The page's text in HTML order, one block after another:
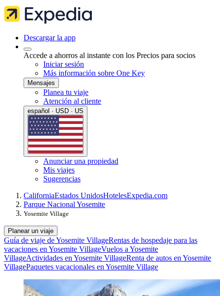
Descargar la app
Accede a ahorros al instante con los Precios para socios
Iniciar sesión
Más información sobre One Key
Mensajes
Planea tu viaje
Atención al cliente
español · USD · US
Anunciar una propiedad
Mis viajes
Sugerencias
CaliforniaEstados UnidosHotelesExpedia.com
Parque Nacional Yosemite
Yosemite Village
Planear un viaje
Guía de viaje de Yosemite VillageRentas de hospedaje para las
vacaciones en Yosemite VillageVuelos a Yosemite
VillageActividades en Yosemite VillageRenta de autos en Yosemite
VillagePaquetes vacacionales en Yosemite Village